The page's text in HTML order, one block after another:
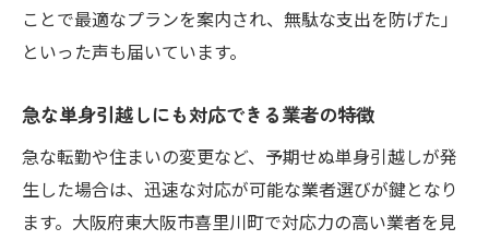
ことで最適なプランを案内され、無駄な支出を防げた」
といった声も届いています。
急な単身引越しにも対応できる業者の特徴
急な転勤や住まいの変更など、予期せぬ単身引越しが発
生した場合は、迅速な対応が可能な業者選びが鍵となり
ます。大阪府東大阪市喜里川町で対応力の高い業者を見